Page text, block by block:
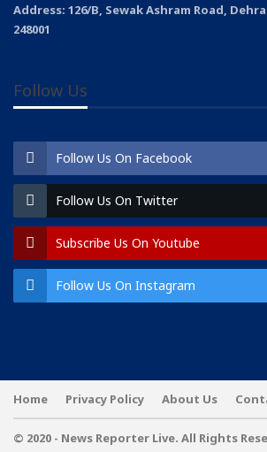
Address: 126/B, Sewak Ashram Road,
248001
Follow Us
Follow Us On Facebook
Follow Us On Twitter
Subscribe Us On Youtube
Follow Us On Instagram
Home Privacy Policy About Us
© 2020 - News Reporter Live. All Rights